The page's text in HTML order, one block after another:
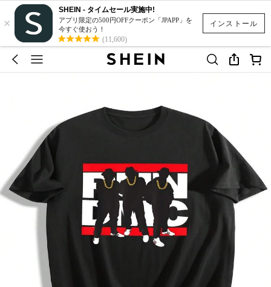
インストール
×
SHEIN - タイムセール実施中!
アプリ限定の500円OFFクーポン「JPAPP」を
今すぐ使おう！
(11,600)